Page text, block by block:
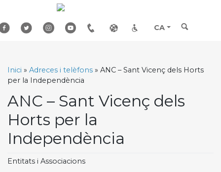
content
CA
Inici » Adreces i telèfons » ANC – Sant Vicenç dels Horts
per la Independència
ANC – Sant Vicenç dels
Horts per la
Independència
Entitats i Associacions